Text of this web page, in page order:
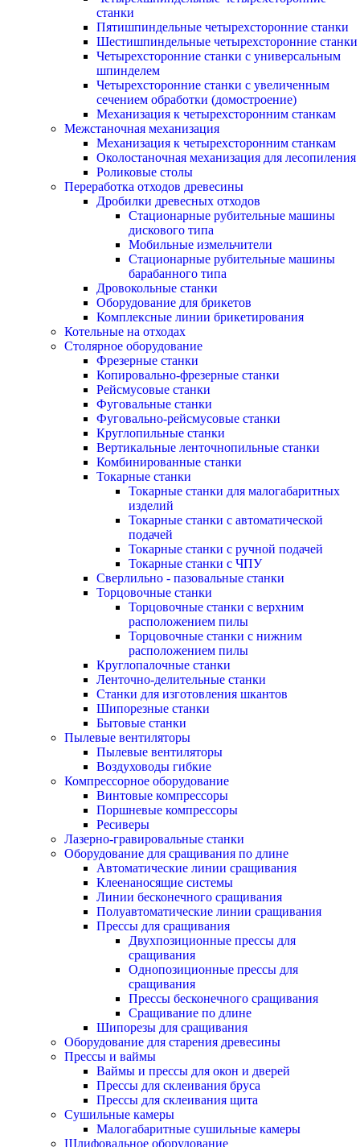
станки
Пятишпиндельные четырехсторонние станки
Шестишпиндельные четырехсторонние станки
Четырехсторонние станки с универсальным
шпинделем
Четырехсторонние станки с увеличенным
сечением обработки (домостроение)
Механизация к четырехсторонним станкам
Межстаночная механизация
Механизация к четырехсторонним станкам
Околостаночная механизация для лесопиления
Роликовые столы
Переработка отходов древесины
Дробилки древесных отходов
Стационарные рубительные машины
дискового типа
Мобильные измельчители
Стационарные рубительные машины
барабанного типа
Дровокольные станки
Оборудование для брикетов
Комплексные линии брикетирования
Котельные на отходах
Столярное оборудование
Фрезерные станки
Копировально-фрезерные станки
Рейсмусовые станки
Фуговальные станки
Фуговально-рейсмусовые станки
Круглопильные станки
Вертикальные ленточнопильные станки
Комбинированные станки
Токарные станки
Токарные станки для малогабаритных
изделий
Токарные станки с автоматической
подачей
Токарные станки с ручной подачей
Токарные станки с ЧПУ
Сверлильно - пазовальные станки
Торцовочные станки
Торцовочные станки с верхним
расположением пилы
Торцовочные станки с нижним
расположением пилы
Круглопалочные станки
Ленточно-делительные станки
Станки для изготовления шкантов
Шипорезные станки
Бытовые станки
Пылевые вентиляторы
Пылевые вентиляторы
Воздуховоды гибкие
Компрессорное оборудование
Винтовые компрессоры
Поршневые компрессоры
Ресиверы
Лазерно-гравировальные станки
Оборудование для сращивания по длине
Автоматические линии сращивания
Клеенаносящие системы
Линии бесконечного сращивания
Полуавтоматические линии сращивания
Прессы для сращивания
Двухпозиционные прессы для
сращивания
Однопозиционные прессы для
сращивания
Прессы бесконечного сращивания
Сращивание по длине
Шипорезы для сращивания
Оборудование для старения древесины
Прессы и ваймы
Ваймы и прессы для окон и дверей
Прессы для склеивания бруса
Прессы для склеивания щита
Сушильные камеры
Малогабаритные сушильные камеры
Шлифовальное оборудование